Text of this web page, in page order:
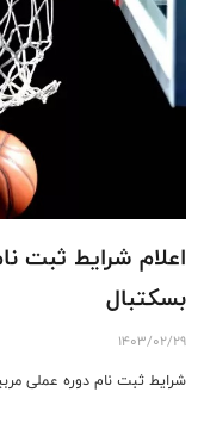
اعلام شرایط ثبت
بسکتبال
1403/02/29
شرایط ثبت نام دوره عملی